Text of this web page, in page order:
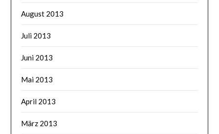
August 2013
Juli 2013
Juni 2013
Mai 2013
April 2013
März 2013